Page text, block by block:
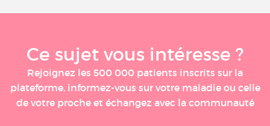
Ce sujet vous intéresse ?
Rejoignez les 500 000 patients inscrits sur la
plateforme, informez-vous sur votre maladie ou celle
de votre proche et échangez avec la communauté